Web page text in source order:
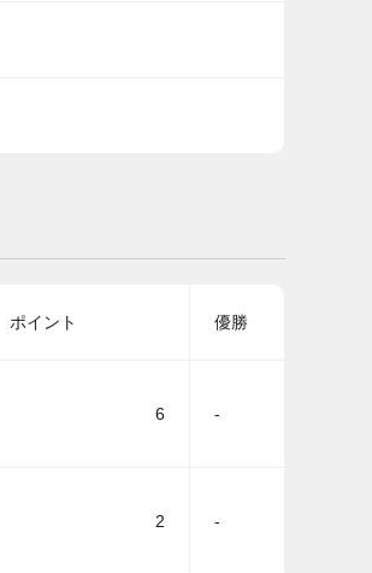
ポイント 優勝
6 -
2 -